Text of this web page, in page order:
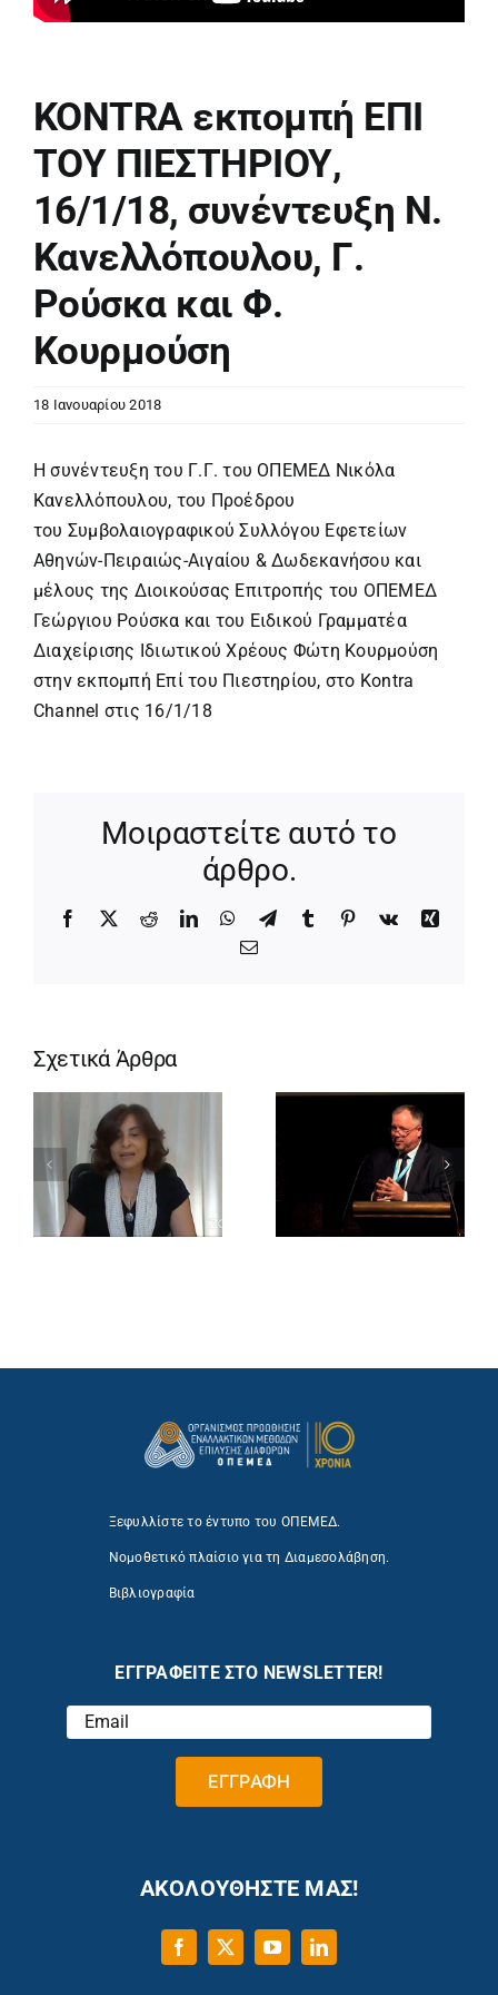
KONTRA εκπομπή ΕΠΙ
ΤΟΥ ΠΙΕΣΤΗΡΙΟΥ,
16/1/18, συνέντευξη Ν.
Κανελλόπουλου, Γ.
Ρούσκα και Φ.
Κουρμούση
18 Ιανουαρίου 2018
Η συνέντευξη του Γ.Γ. του ΟΠΕΜΕΔ Νικόλα
Κανελλόπουλου, του Προέδρου
του Συμβολαιογραφικού Συλλόγου Εφετείων
Αθηνών-Πειραιώς-Αιγαίου & Δωδεκανήσου και
μέλους της Διοικούσας Επιτροπής του ΟΠΕΜΕΔ
Γεώργιου Ρούσκα και του Ειδικού Γραμματέα
Διαχείρισης Ιδιωτικού Χρέους Φώτη Κουρμούση
στην εκπομπή Επί του Πιεστηρίου, στο Kontra
Channel στις 16/1/18
Μοιραστείτε αυτό το
άρθρο.
Facebook
X RedditLinkedInWhatsApp
TelegramTumblr Pinterest
Vk
Xing
Email
Σχετικά Άρθρα
Ξεφυλλίστε το έντυπο του ΟΠΕΜΕΔ.
Νομοθετικό πλαίσιο για τη Διαμεσολάβηση.
Βιβλιογραφία
ΕΓΓΡΑΦΕΙΤΕ ΣΤΟ NEWSLETTER!
ΑΚΟΛΟΥΘΗΣΤΕ ΜΑΣ!